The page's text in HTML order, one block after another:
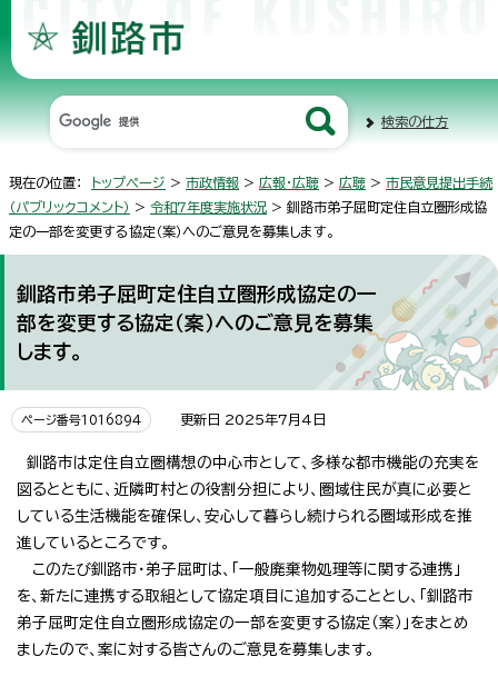
検索の仕方
現在の位置： トップページ > 市政情報 > 広報・広聴 > 広聴 > 市民意見提出手続
（パブリックコメント） > 令和7年度実施状況 > 釧路市弟子屈町定住自立圏形成協
定の一部を変更する協定（案）へのご意見を募集します。
釧路市弟子屈町定住自立圏形成協定の一
部を変更する協定（案）へのご意見を募集
します。
ページ番号1016894 更新日 2025年7月4日
釧路市は定住自立圏構想の中心市として、多様な都市機能の充実を
図るとともに、近隣町村との役割分担により、圏域住民が真に必要と
している生活機能を確保し、安心して暮らし続けられる圏域形成を推
進しているところです。
このたび釧路市・弟子屈町は、「一般廃棄物処理等に関する連携」
を、新たに連携する取組として協定項目に追加することとし、「釧路市
弟子屈町定住自立圏形成協定の一部を変更する協定（案）」をまとめ
ましたので、案に対する皆さんのご意見を募集します。